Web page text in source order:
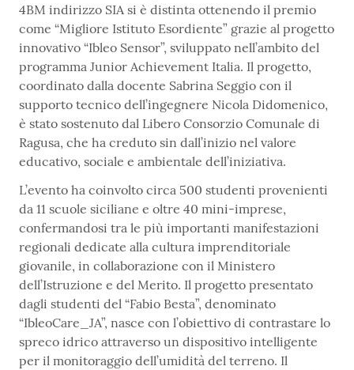
4BM indirizzo SIA si è distinta ottenendo il premio
come “Migliore Istituto Esordiente” grazie al progetto
innovativo “Ibleo Sensor”, sviluppato nell’ambito del
programma Junior Achievement Italia. Il progetto,
coordinato dalla docente Sabrina Seggio con il
supporto tecnico dell’ingegnere Nicola Didomenico,
è stato sostenuto dal Libero Consorzio Comunale di
Ragusa, che ha creduto sin dall’inizio nel valore
educativo, sociale e ambientale dell’iniziativa.
L’evento ha coinvolto circa 500 studenti provenienti
da 11 scuole siciliane e oltre 40 mini-imprese,
confermandosi tra le più importanti manifestazioni
regionali dedicate alla cultura imprenditoriale
giovanile, in collaborazione con il Ministero
dell’Istruzione e del Merito. Il progetto presentato
dagli studenti del “Fabio Besta”, denominato
“IbleoCare_JA”, nasce con l’obiettivo di contrastare lo
spreco idrico attraverso un dispositivo intelligente
per il monitoraggio dell’umidità del terreno. Il